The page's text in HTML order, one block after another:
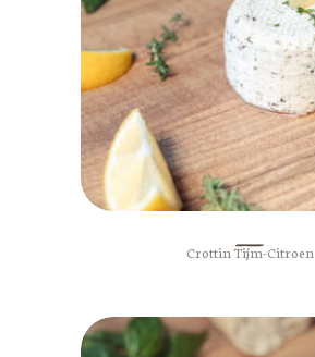
Crottin Tijm-Citroen